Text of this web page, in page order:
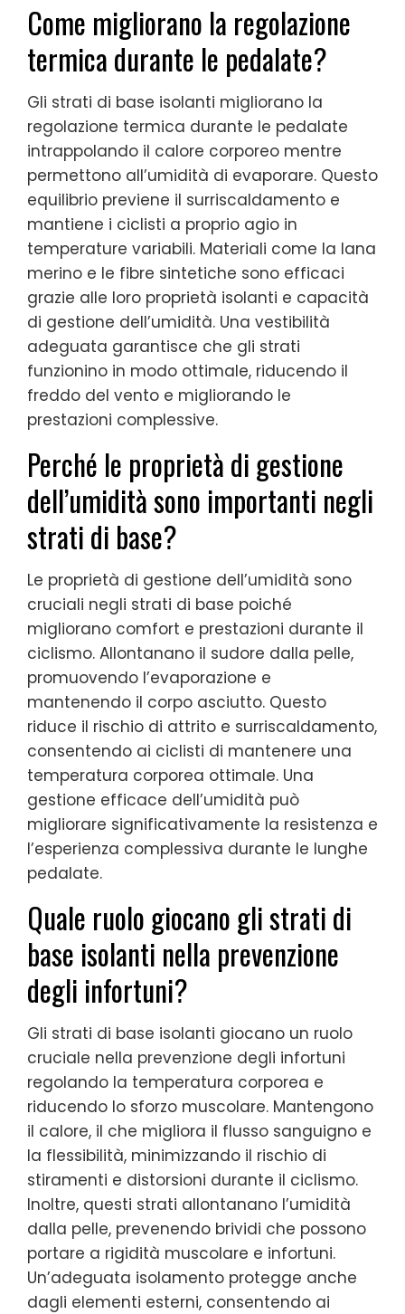
Come migliorano la regolazione
termica durante le pedalate?
Gli strati di base isolanti migliorano la
regolazione termica durante le pedalate
intrappolando il calore corporeo mentre
permettono all’umidità di evaporare. Questo
equilibrio previene il surriscaldamento e
mantiene i ciclisti a proprio agio in
temperature variabili. Materiali come la lana
merino e le fibre sintetiche sono efficaci
grazie alle loro proprietà isolanti e capacità
di gestione dell’umidità. Una vestibilità
adeguata garantisce che gli strati
funzionino in modo ottimale, riducendo il
freddo del vento e migliorando le
prestazioni complessive.
Perché le proprietà di gestione
dell’umidità sono importanti negli
strati di base?
Le proprietà di gestione dell’umidità sono
cruciali negli strati di base poiché
migliorano comfort e prestazioni durante il
ciclismo. Allontanano il sudore dalla pelle,
promuovendo l’evaporazione e
mantenendo il corpo asciutto. Questo
riduce il rischio di attrito e surriscaldamento,
consentendo ai ciclisti di mantenere una
temperatura corporea ottimale. Una
gestione efficace dell’umidità può
migliorare significativamente la resistenza e
l’esperienza complessiva durante le lunghe
pedalate.
Quale ruolo giocano gli strati di
base isolanti nella prevenzione
degli infortuni?
Gli strati di base isolanti giocano un ruolo
cruciale nella prevenzione degli infortuni
regolando la temperatura corporea e
riducendo lo sforzo muscolare. Mantengono
il calore, il che migliora il flusso sanguigno e
la flessibilità, minimizzando il rischio di
stiramenti e distorsioni durante il ciclismo.
Inoltre, questi strati allontanano l’umidità
dalla pelle, prevenendo brividi che possono
portare a rigidità muscolare e infortuni.
Un’adeguata isolamento protegge anche
dagli elementi esterni, consentendo ai